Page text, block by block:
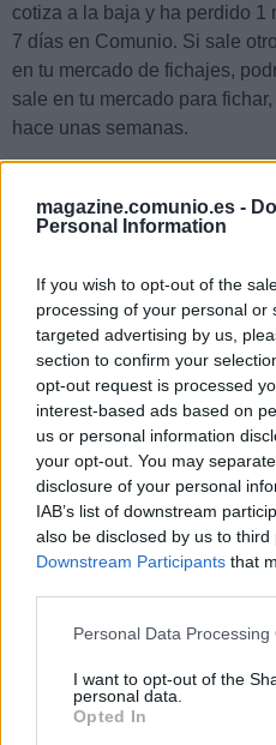
magazine.comunio.es -
Personal Information
If you wish to opt-out of the
processing of your personal or
targeted advertising by us,
section to confirm your
opt-out request is processed
interest-based ads based on
us or personal information
your opt-out. You may
disclosure of your personal
IAB’s list of downstream
also be disclosed by us to third
Downstream Participants that
Please note that this website/
not limited to your visit or
grant or deny consent to
use your data for below
Personal Data Processing
I want to opt-out of the
personal data.
Opted In
cotiza a la baja y ha perdido 1
7 días en Comunio. Si sale
en tu mercado de fichajes,
sale en tu mercado para
hace unas semanas.
más
Eden Hazard (Real
Pese a que ya está
Hazard sigue sin tener
jugó ni un minuto contra la
en su posición, e incluso Bale
rotación ahora que está de
El valor de Hazard no ha